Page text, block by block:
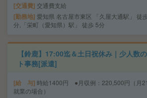
交通費 交通費支給
勤務地 愛知県 名古屋市東区 「久屋大通駅」 徒
分,「栄町（愛知県）駅」 徒歩 5分
【鈴鹿】17:00迄＆土日祝休み｜少人数
ト事務[派遣]
給 与 時給1400円 ●月収例：220,500円（月
就業の場合）